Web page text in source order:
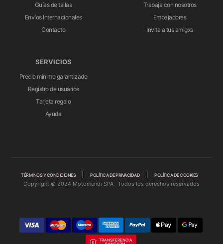
Guías de tallas
Envíos Internacionales
Contacto
Trabaja con nosotros
Embajadores
Invita a tus amigxs
SERVICIOS
Precio mínimo garantizado
Registro de usuarios
Tarjeta regalo
Ayuda
TÉRMINOS Y CONDICIONES POLÍTICA DE PRIVACIDAD POLÍTICA DE COOKIES
Copyright © 2024 Motomundi SPA · Todos los derechos reservados
TRANSFERENCIA